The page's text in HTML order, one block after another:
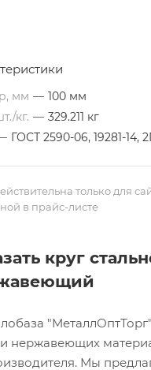
мм — 100 мм
кг. — 329.211 кг
ГОСТ 2590-06, 19281-14,
только для
в прайс-листе
круг
и нержавеющих
Мы